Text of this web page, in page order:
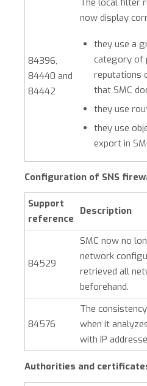
84396,
84440 and
84442
now display
they use a
category of
reputations
that SMC
they use
they use
export in
Configuration of SNS
Support
reference
Description
84529
SMC now no
network
retrieved all
beforehand.
84576
The
when it
with IP
Authorities and